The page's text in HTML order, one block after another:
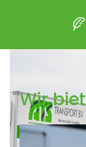
Wir